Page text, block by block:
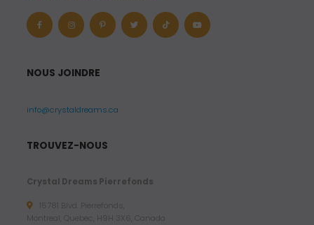
NOUS JOINDRE
info@crystaldreams.ca
TROUVEZ-NOUS
Crystal Dreams Pierrefonds
15781 Blvd. Pierrefonds,
Montreal, Quebec, H9H 3X6, Canada